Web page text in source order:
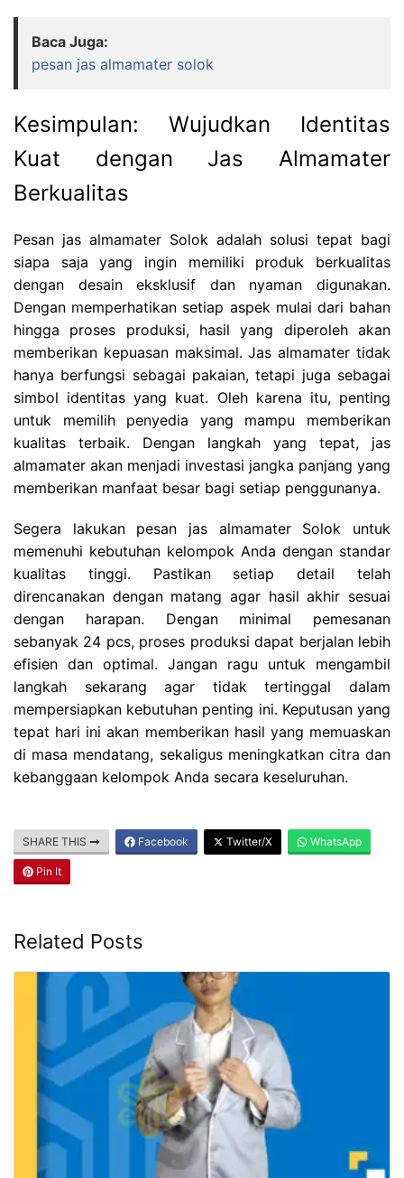
Baca Juga:
pesan jas almamater solok
Kesimpulan: Wujudkan Identitas
Kuat dengan Jas Almamater
Berkualitas
Pesan jas almamater Solok adalah solusi tepat bagi
siapa saja yang ingin memiliki produk berkualitas
dengan desain eksklusif dan nyaman digunakan.
Dengan memperhatikan setiap aspek mulai dari bahan
hingga proses produksi, hasil yang diperoleh akan
memberikan kepuasan maksimal. Jas almamater tidak
hanya berfungsi sebagai pakaian, tetapi juga sebagai
simbol identitas yang kuat. Oleh karena itu, penting
untuk memilih penyedia yang mampu memberikan
kualitas terbaik. Dengan langkah yang tepat, jas
almamater akan menjadi investasi jangka panjang yang
memberikan manfaat besar bagi setiap penggunanya.
Segera lakukan pesan jas almamater Solok untuk
memenuhi kebutuhan kelompok Anda dengan standar
kualitas tinggi. Pastikan setiap detail telah
direncanakan dengan matang agar hasil akhir sesuai
dengan harapan. Dengan minimal pemesanan
sebanyak 24 pcs, proses produksi dapat berjalan lebih
efisien dan optimal. Jangan ragu untuk mengambil
langkah sekarang agar tidak tertinggal dalam
mempersiapkan kebutuhan penting ini. Keputusan yang
tepat hari ini akan memberikan hasil yang memuaskan
di masa mendatang, sekaligus meningkatkan citra dan
kebanggaan kelompok Anda secara keseluruhan.
SHARE THIS Facebook Twitter/X WhatsApp
Pin It
Related Posts